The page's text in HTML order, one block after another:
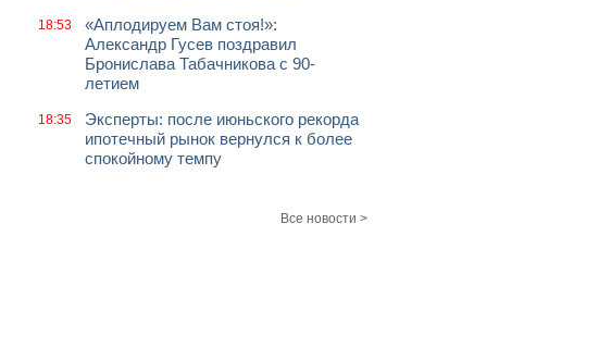
18:53
«Аплодируем Вам стоя!»:
Александр Гусев поздравил
Бронислава Табачникова с 90-
летием
18:35
Эксперты: после июньского рекорда
ипотечный рынок вернулся к более
спокойному темпу
Все новости >